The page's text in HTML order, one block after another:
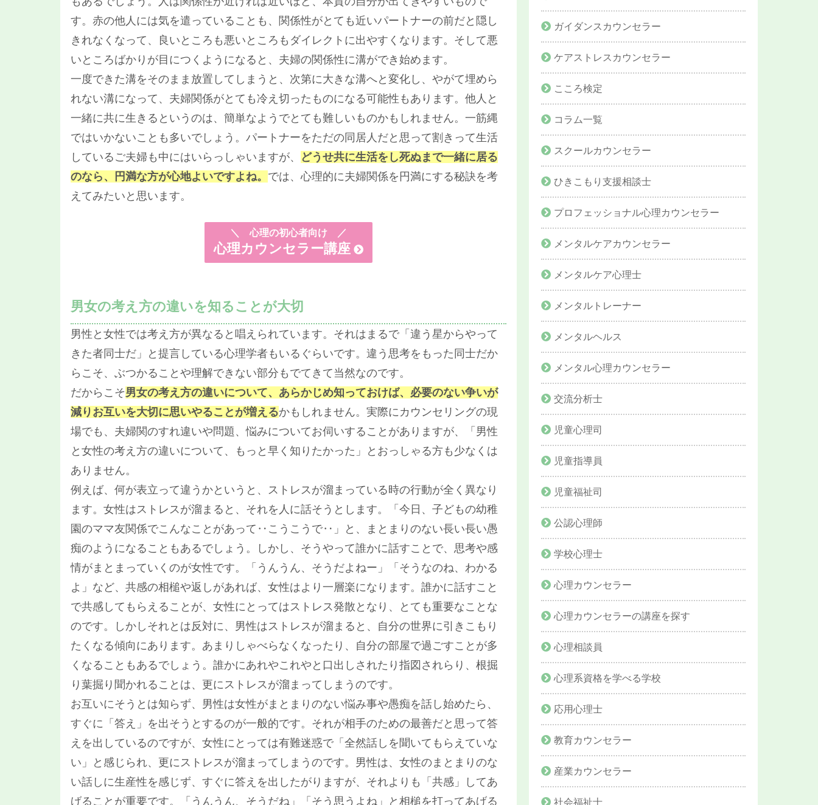
す。赤の他人には気を遣っていることも、関係性がとても近いパートナーの前だと隠し
きれなくなって、良いところも悪いところもダイレクトに出やすくなります。そして悪
いところばかりが目につくようになると、夫婦の関係性に溝ができ始めます。
一度できた溝をそのまま放置してしまうと、次第に大きな溝へと変化し、やがて埋めら
れない溝になって、夫婦関係がとても冷え切ったものになる可能性もあります。他人と
一緒に共に生きるというのは、簡単なようでとても難しいものかもしれません。一筋縄
ではいかないことも多いでしょう。パートナーをただの同居人だと思って割きって生活
しているご夫婦も中にはいらっしゃいますが、
どうせ共に生活をし死ぬまで一緒に居る
のなら、円満な方が心地よいですよね。 では、心理的に夫婦関係を円満にする秘訣を考
えてみたいと思います。
＼ 心理の初心者向け ／
心理カウンセラー講座
男女の考え方の違いを知ることが大切
男性と女性では考え方が異なると唱えられています。それはまるで「違う星からやって
きた者同士だ」と提言している心理学者もいるぐらいです。違う思考をもった同士だか
らこそ、ぶつかることや理解できない部分もでてきて当然なのです。
だからこそ男女の考え方の違いについて、あらかじめ知っておけば、必要のない争いが
減りお互いを大切に思いやることが増えるかもしれません。実際にカウンセリングの現
場でも、夫婦関のすれ違いや問題、悩みについてお伺いすることがありますが、「男性
と女性の考え方の違いについて、もっと早く知りたかった」とおっしゃる方も少なくは
ありません。
例えば、何が表立って違うかというと、ストレスが溜まっている時の行動が全く異なり
ます。女性はストレスが溜まると、それを人に話そうとします。「今日、子どもの幼稚
園のママ友関係でこんなことがあって‥こうこうで‥」と、まとまりのない長い長い愚
痴のようになることもあるでしょう。しかし、そうやって誰かに話すことで、思考や感
情がまとまっていくのが女性です。「うんうん、そうだよねー」「そうなのね、わかる
よ」など、共感の相槌や返しがあれば、女性はより一層楽になります。誰かに話すこと
で共感してもらえることが、女性にとってはストレス発散となり、とても重要なことな
のです。しかしそれとは反対に、男性はストレスが溜まると、自分の世界に引きこもり
たくなる傾向にあります。あまりしゃべらなくなったり、自分の部屋で過ごすことが多
くなることもあるでしょう。誰かにあれやこれやと口出しされたり指図されらり、根掘
り葉掘り聞かれることは、更にストレスが溜まってしまうのです。
お互いにそうとは知らず、男性は女性がまとまりのない悩み事や愚痴を話し始めたら、
すぐに「答え」を出そうとするのが一般的です。それが相手のための最善だと思って答
えを出しているのですが、女性にとっては有難迷惑で「全然話しを聞いてもらえていな
い」と感じられ、更にストレスが溜まってしまうのです。男性は、女性のまとまりのな
い話しに生産性を感じず、すぐに答えを出したがりますが、それよりも「共感」してあ
げることが重要です。「うんうん、そうだね」「そう思うよね」と相槌を打ってあげる
ガイダンスカウンセラー
ケアストレスカウンセラー
こころ検定
コラム一覧
スクールカウンセラー
ひきこもり支援相談士
プロフェッショナル心理カウンセラー
メンタルケアカウンセラー
メンタルケア心理士
メンタルトレーナー
メンタルヘルス
メンタル心理カウンセラー
交流分析士
児童心理司
児童指導員
児童福祉司
公認心理師
学校心理士
心理カウンセラー
心理カウンセラーの講座を探す
心理相談員
心理系資格を学べる学校
応用心理士
教育カウンセラー
産業カウンセラー
社会福祉士